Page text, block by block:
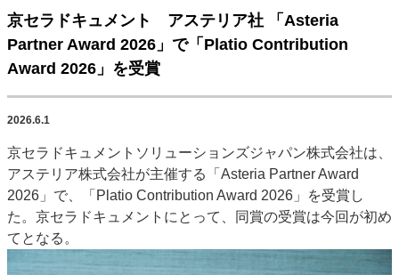
新着記事 特集記事
動画コンテンツ
インタビュー
コレクション
新商品
信用情報
業界
市場・統計
人事・移転・異動・訃報
特集記事カテゴリー一覧
2022 見える化・MIS特集
特集・デジタル印刷 アイデアで勝負！ ～多様なビジネス・多彩な商材～
京セラドキュメント アステリア社 「Asteria
Partner Award 2026」で「Platio Contribution
Award 2026」を受賞
2026.6.1
京セラドキュメントソリューションズジャパン株式会社は、
アステリア株式会社が主催する「Asteria Partner Award
2026」で、「Platio Contribution Award 2026」を受賞し
た。京セラドキュメントにとって、同賞の受賞は今回が初め
てとなる。